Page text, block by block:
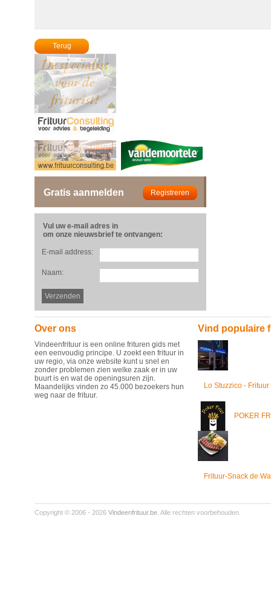
Terug
Gratis aanmelden
Vul uw e-mail adres in
om onze nieuwsbrief te ontvangen:
E-mail address:
Naam:
Over ons
Vindeenfrituur is een online frituren gids met
een eenvoudig principe. U zoekt een frituur in
uw regio, via onze website kunt u snel en
zonder problemen zien welke zaak er in uw
buurt is en wat de openingsuren zijn.
Maandelijks vinden zo 45.000 bezoekers hun
weg naar de frituur.
Vind populaire
Lo Stuzzico -
POKER
Frituur-Snack de
Copyright © 2006 - 2026 Vindeenfrituur.be . Alle rechten voorbehouden.